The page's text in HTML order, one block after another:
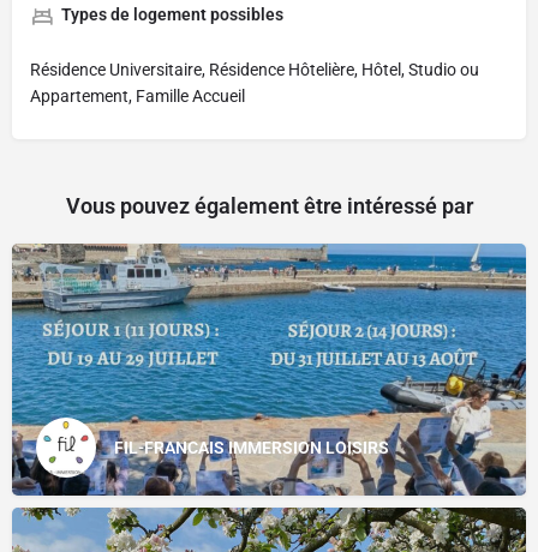
Types de logement possibles
Résidence Universitaire, Résidence Hôtelière, Hôtel, Studio ou
Appartement, Famille Accueil
Vous pouvez également être intéressé par
FIL-FRANCAIS IMMERSION LOISIRS